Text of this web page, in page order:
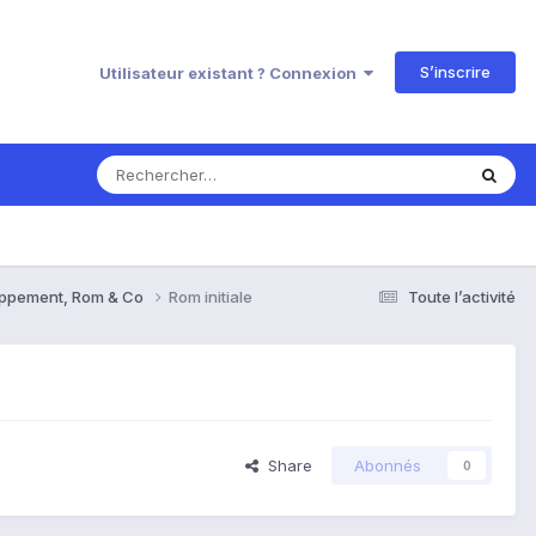
Utilisateur existant ? Connexion S’inscrire
Toute l’activité
Rom & Co Rom initiale
Share Abonnés 0